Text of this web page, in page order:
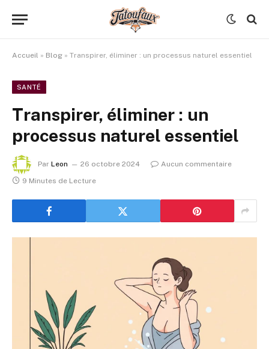
Accueil » Blog » Transpirer, éliminer : un processus naturel essentiel
SANTÉ
Transpirer, éliminer : un
processus naturel essentiel
Par Leon 26 octobre 2024
Aucun commentaire
9 Minutes de Lecture